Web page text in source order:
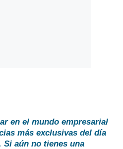
en el mundo empresarial
más exclusivas del día
Si aún no tienes una